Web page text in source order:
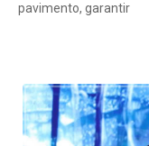
pavimento, garantir